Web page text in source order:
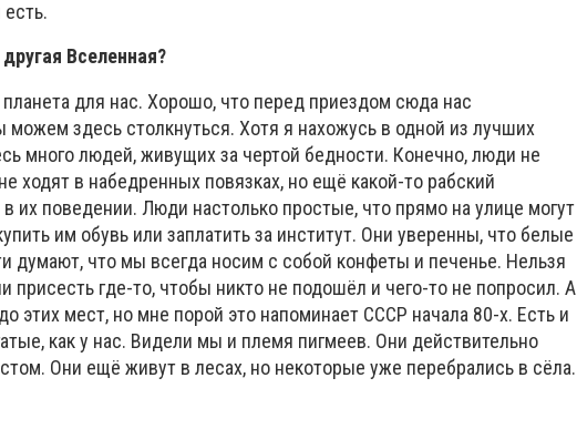
Вселенная?
для нас. Хорошо, что перед приездом сюда нас
можем здесь столкнуться. Хотя я нахожусь в одной из лучших
много людей, живущих за чертой бедности. Конечно, люди не
ходят в набедренных повязках, но ещё какой-то рабский
их поведении. Люди настолько простые, что прямо на улице могут
им обувь или заплатить за институт. Они уверенны, что белые
думают, что мы всегда носим с собой конфеты и печенье. Нельзя
присесть где-то, чтобы никто не подошёл и чего-то не попросил. А
этих мест, но мне порой это напоминает СССР начала 80-х. Есть и
как у нас. Видели мы и племя пигмеев. Они действительно
Они ещё живут в лесах, но некоторые уже перебрались в сёла.